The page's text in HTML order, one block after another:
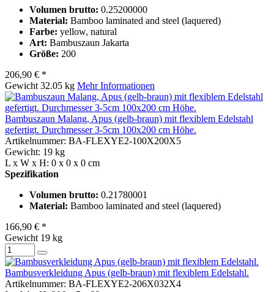
Volumen brutto: 0.25200000
Material: Bamboo laminated and steel (laquered)
Farbe: yellow, natural
Art: Bambuszaun Jakarta
Größe: 200
206,90 € *
Gewicht 32.05 kg Mehr Informationen
Bambuszaun Malang, Apus (gelb-braun) mit flexiblem Edelstahl
gefertigt. Durchmesser 3-5cm 100x200 cm Höhe.
Artikelnummer: BA-FLEXYE2-100X200X5
Gewicht: 19 kg
L x W x H: 0 x 0 x 0 cm
Spezifikation
Volumen brutto: 0.21780001
Material: Bamboo laminated and steel (laquered)
166,90 € *
Gewicht 19 kg
Bambusverkleidung Apus (gelb-braun) mit flexiblem Edelstahl.
Artikelnummer: BA-FLEXYE2-206X032X4